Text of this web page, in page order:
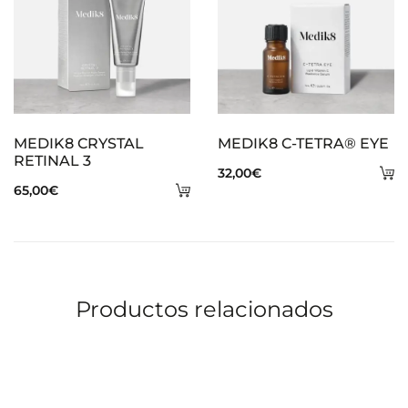
Añadir
MEDIK8 CRYSTAL
RETINAL 3
65,00€
MEDIK8 C-TETRA® EYE
32,00€
Productos relacionados